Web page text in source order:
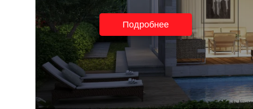
Подробнее